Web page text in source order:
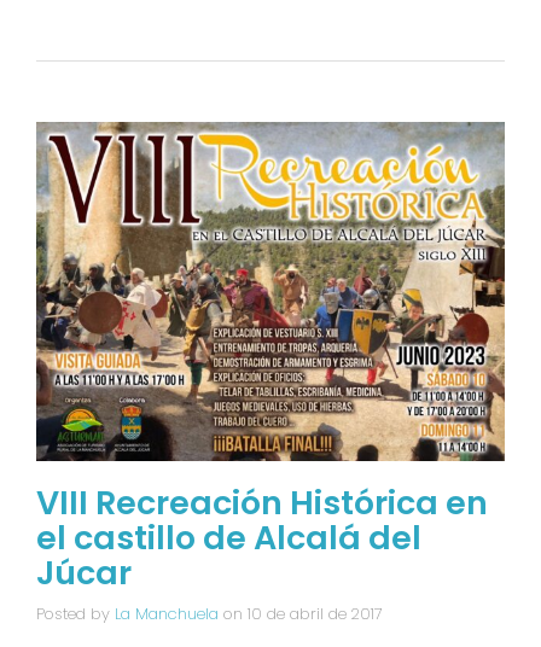
VIII Recreación Histórica en
el castillo de Alcalá del
Júcar
Posted by La Manchuela on 10 de abril de 2017